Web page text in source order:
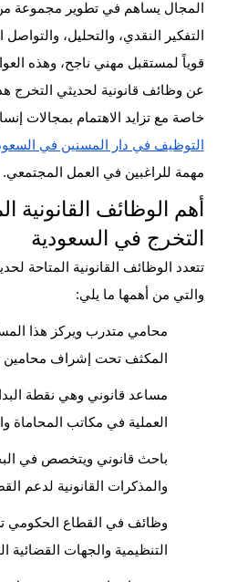
المجال يساهم في تطوير مجموعة
التفكير النقدي، والتحليل،
قوياً لمستقبل مهني ناجح، وهذه
عن وظائف قانونية لحديثي التخرج
خاصة مع تزايد الاهتمام بمجالات
التوظيف في دار المسنين في
مهمة للراغبين في العمل المجتمعي.
أهم الوظائف القانونية
التخرج في السعودية
تتعدد الوظائف القانونية المتاحة
والتي من أهمها ما يلي:
محامي متدرب ويركز هذا
المكثف تحت إشراف محامين
مساعد قانوني وهي نقطة
العملية في مكاتب المحاماة
باحث قانوني ويتخصص في
والمذكرات القانونية لدعم
وظائف في القطاع الحكومي
التنظيمية والجهات القضائية